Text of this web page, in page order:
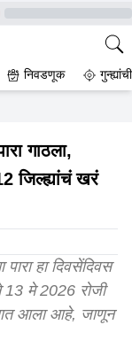
निवडणूक
alert for heat has
गाठला,
जिल्ह्यांचं खरं
हा दिवसेंदिवस
13 मे 2026 रोजी
आला आहे, जाणून